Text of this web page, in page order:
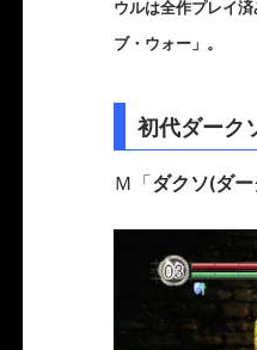
ウルは全作プレイ
ブ・ウォー」。
初代ダーク
Ｍ「ダクソ(ダ